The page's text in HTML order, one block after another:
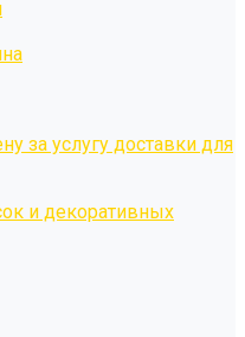
за услугу доставки для
и декоративных